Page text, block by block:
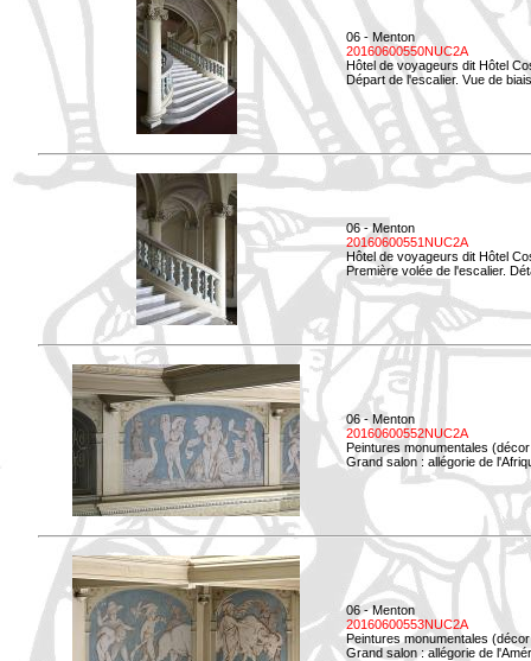
06 - Menton
20160600550NUC2A
Hôtel de voyageurs dit Hôtel
Départ de l'escalier. Vue de
06 - Menton
20160600551NUC2A
Hôtel de voyageurs dit Hôtel
Première volée de l'escalier.
06 - Menton
20160600552NUC2A
Peintures monumentales
Grand salon : allégorie de
06 - Menton
20160600553NUC2A
Peintures monumentales
Grand salon : allégorie de